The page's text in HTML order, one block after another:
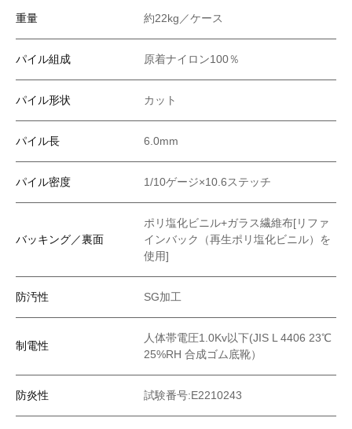
重量 約22kg／ケース
パイル組成 原着ナイロン100％
パイル形状 カット
パイル長 6.0mm
パイル密度 1/10ゲージ×10.6ステッチ
バッキング／裏面
ポリ塩化ビニル+ガラス繊維布[リファ
インバック（再生ポリ塩化ビニル）を
使用]
防汚性 SG加工
制電性
人体帯電圧1.0Kv以下(JIS L 4406 23℃
25%RH 合成ゴム底靴）
防炎性 試験番号:E2210243